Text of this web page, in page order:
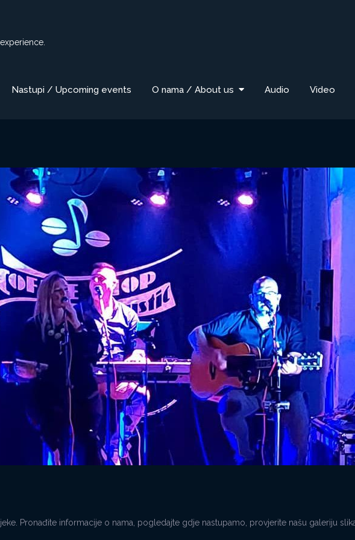
Nastupi / Upcoming events O nama / About us Audio Video
Pronađite informacije o nama, pogledajte gdje nastupamo, provjerite našu galeriju